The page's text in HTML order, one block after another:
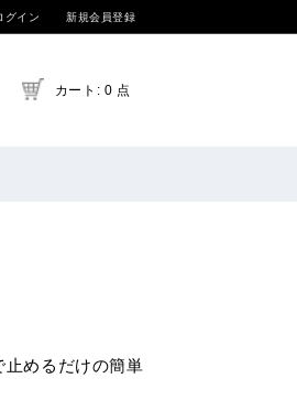
グイン 新規会員登録
カート: 0 点
めるだけの簡単